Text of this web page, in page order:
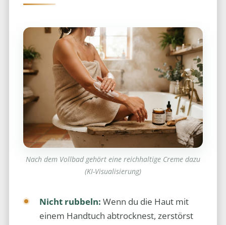
Nach dem Vollbad gehört eine reichhaltige Creme dazu
(KI-Visualisierung)
Nicht rubbeln: Wenn du die Haut mit
einem Handtuch abtrocknest, zerstörst